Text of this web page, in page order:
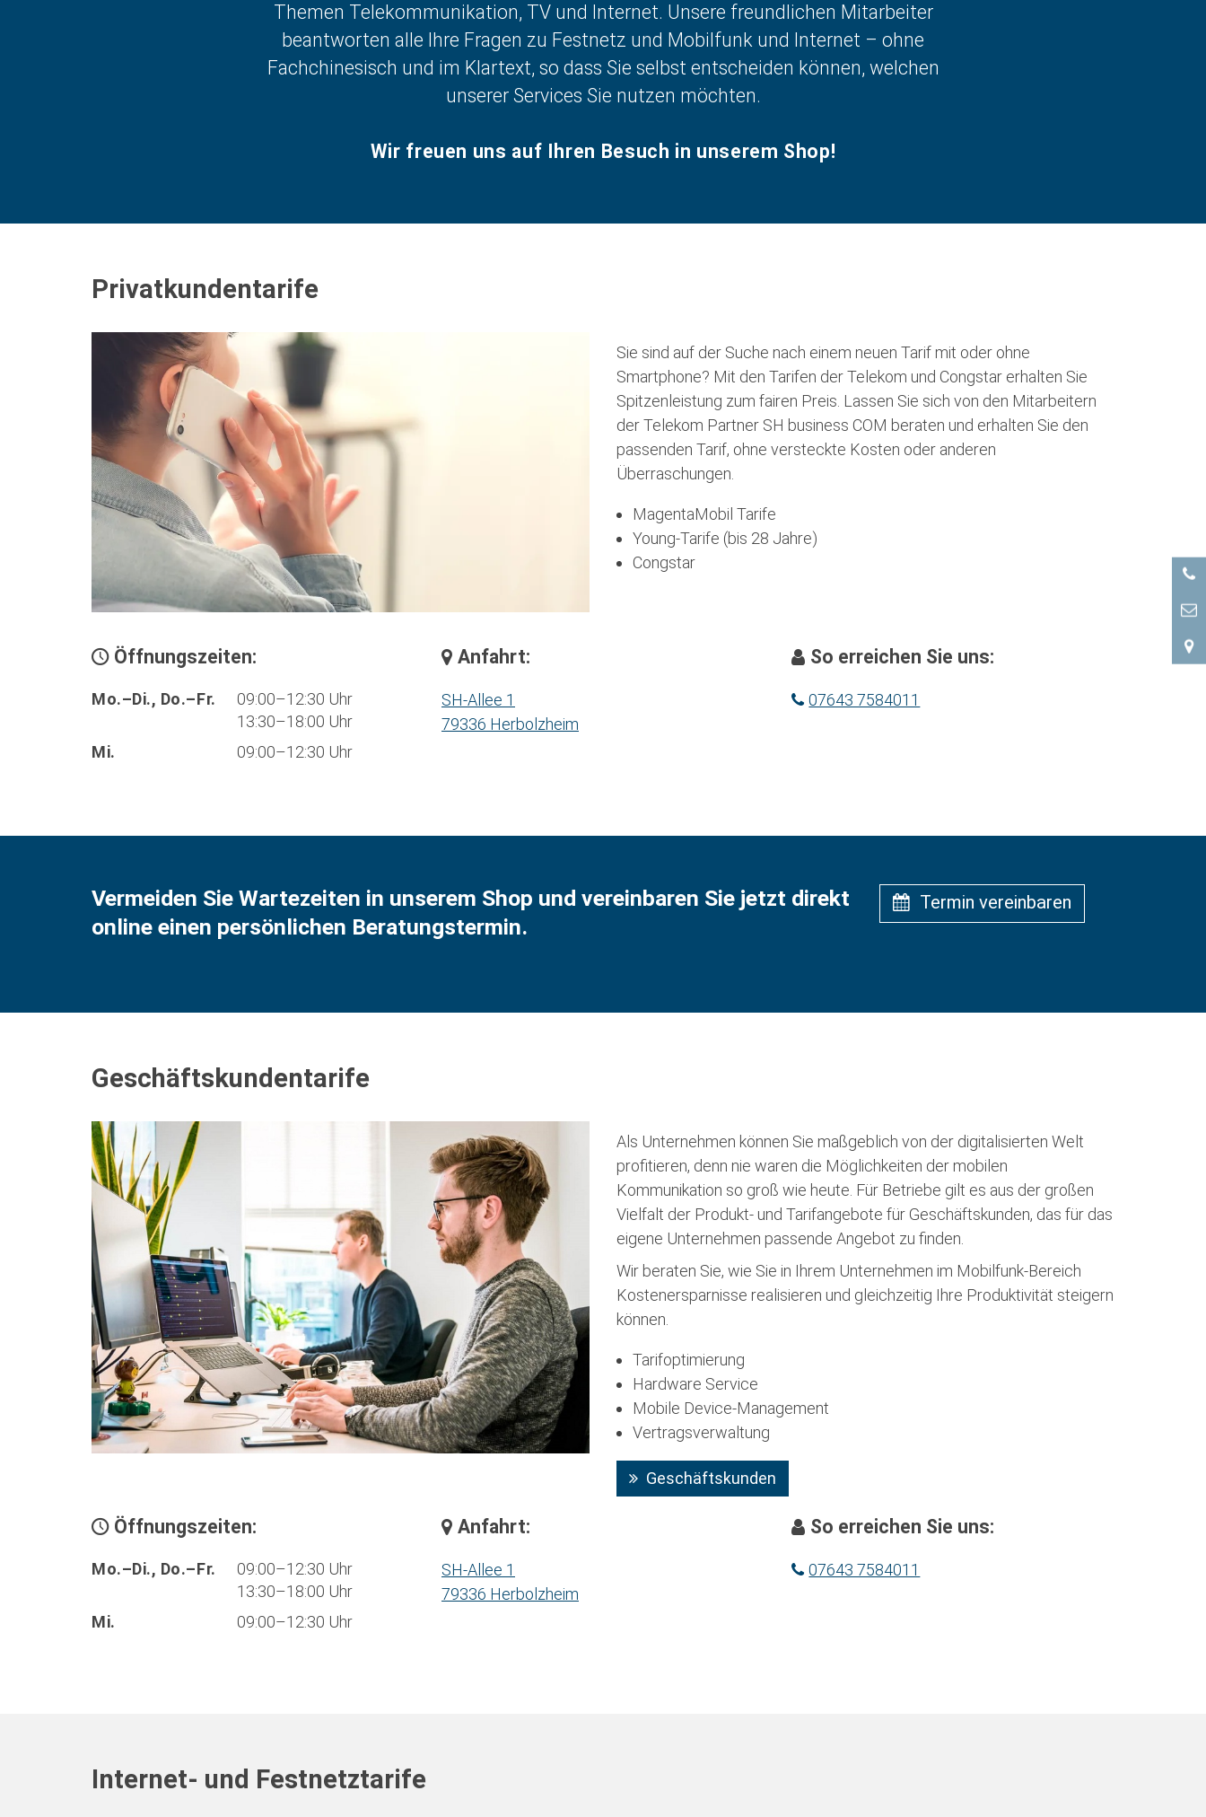
Themen Telekommunikation, TV und Internet. Unsere freundlichen Mitarbeiter
beantworten alle Ihre Fragen zu Festnetz und Mobilfunk und Internet – ohne
Fachchinesisch und im Klartext, so dass Sie selbst entscheiden können, welchen
unserer Services Sie nutzen möchten.
Wir freuen uns auf Ihren Besuch in unserem Shop!
Privatkundentarife
Sie sind auf der Suche nach einem neuen Tarif mit oder ohne
Smartphone? Mit den Tarifen der Telekom und Congstar erhalten Sie
Spitzenleistung zum fairen Preis. Lassen Sie sich von den Mitarbeitern
der Telekom Partner SH business COM beraten und erhalten Sie den
passenden Tarif, ohne versteckte Kosten oder anderen
Überraschungen.
MagentaMobil Tarife
Young-Tarife (bis 28 Jahre)
Congstar
Öffnungszeiten:
Mo.–Di., Do.–Fr.
09:00–12:30 Uhr
13:30–18:00 Uhr
Mi.
09:00–12:30 Uhr
Anfahrt:
SH-Allee 1
79336 Herbolzheim
So erreichen Sie uns:
07643 7584011
Vermeiden Sie Wartezeiten in unserem Shop und vereinbaren Sie jetzt direkt
online einen persönlichen Beratungstermin.
Termin vereinbaren
Geschäftskundentarife
Als Unternehmen können Sie maßgeblich von der digitalisierten Welt
profitieren, denn nie waren die Möglichkeiten der mobilen
Kommunikation so groß wie heute. Für Betriebe gilt es aus der großen
Vielfalt der Produkt- und Tarifangebote für Geschäftskunden, das für das
eigene Unternehmen passende Angebot zu finden.
Wir beraten Sie, wie Sie in Ihrem Unternehmen im Mobilfunk-Bereich
Kostenersparnisse realisieren und gleichzeitig Ihre Produktivität steigern
können.
Tarifoptimierung
Hardware Service
Mobile Device-Management
Vertragsverwaltung
Geschäftskunden
Öffnungszeiten:
Mo.–Di., Do.–Fr.
09:00–12:30 Uhr
13:30–18:00 Uhr
Mi.
09:00–12:30 Uhr
Anfahrt:
SH-Allee 1
79336 Herbolzheim
So erreichen Sie uns:
07643 7584011
Internet- und Festnetztarife